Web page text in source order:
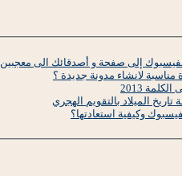
إلى صفحة و أصدقائك الى معجبين
لانشاء مدونة جديدة ؟
الميلاد بالتقويم الهجري
وكيفية استعادتها؟